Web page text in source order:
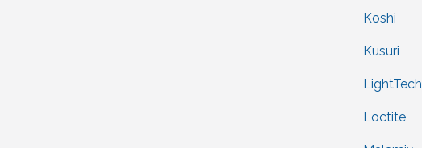
Koshi
Kusuri
LightTech
Loctite